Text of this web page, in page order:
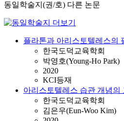
동일학술지(권/호) 다른 논문
플라톤과 아리스토텔레스의
한국도덕교육학회
박영호(Young-Ho Park)
2020
KCI등재
아리스토텔레스 습관 개념의
한국도덕교육학회
김은우(Eun-Woo Kim)